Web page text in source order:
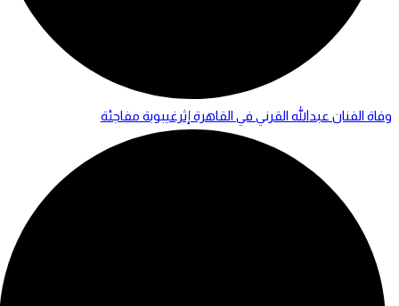
وفاة الفنان عبدالله القرني في القاهرة إثرغيبوبة مفاجئة